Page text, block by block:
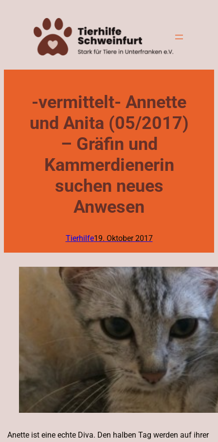
springen
-vermittelt- Annette
und Anita (05/2017)
– Gräfin und
Kammerdienerin
suchen neues
Anwesen
Tierhilfe19. Oktober 2017
Anette ist eine echte Diva. Den halben Tag werden auf ihrer